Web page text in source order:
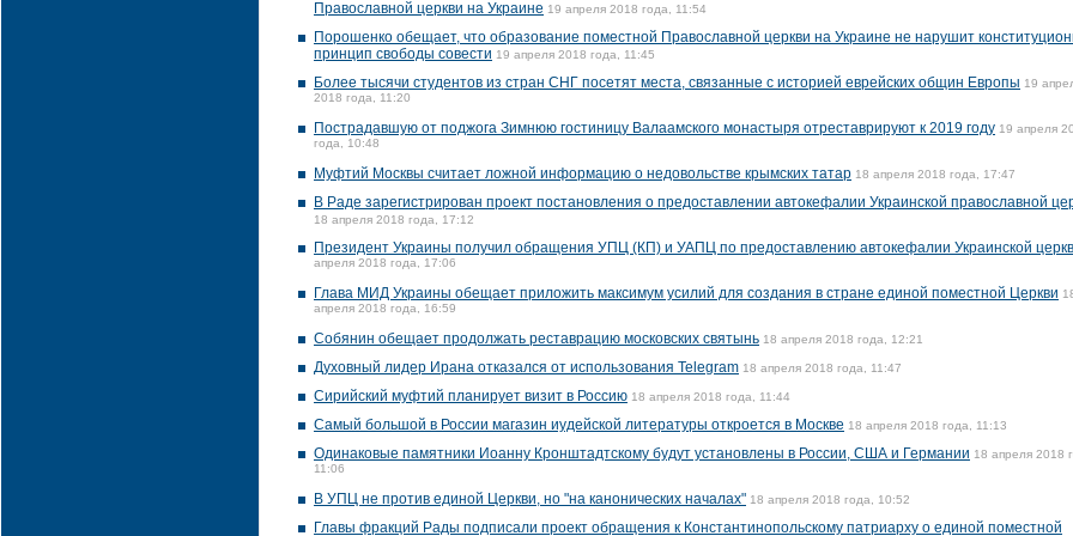
Православной церкви на Украине 19 апреля 2018 года, 11:54
Порошенко обещает, что образование поместной Православной церкви на Украине не нарушит
принцип свободы совести 19 апреля 2018 года, 11:45
Более тысячи студентов из стран СНГ посетят места, связанные с историей еврейских общин Европы 19
2018 года, 11:20
Пострадавшую от поджога Зимнюю гостиницу Валаамского монастыря отреставрируют к 2019 году 19 апреля
года, 10:48
Муфтий Москвы считает ложной информацию о недовольстве крымских татар 18 апреля 2018 года, 17:47
В Раде зарегистрирован проект постановления о предоставлении автокефалии Украинской православной
18 апреля 2018 года, 17:12
Президент Украины получил обращения УПЦ (КП) и УАПЦ по предоставлению автокефалии Украинской
апреля 2018 года, 17:06
Глава МИД Украины обещает приложить максимум усилий для создания в стране единой поместной Церкви
апреля 2018 года, 16:59
Собянин обещает продолжать реставрацию московских святынь 18 апреля 2018 года, 12:21
Духовный лидер Ирана отказался от использования Telegram 18 апреля 2018 года, 11:47
Сирийский муфтий планирует визит в Россию 18 апреля 2018 года, 11:44
Самый большой в России магазин иудейской литературы откроется в Москве 18 апреля 2018 года, 11:13
Одинаковые памятники Иоанну Кронштадтскому будут установлены в России, США и Германии 18 апреля 2018
11:06
В УПЦ не против единой Церкви, но "на канонических началах" 18 апреля 2018 года, 10:52
Главы фракций Рады подписали проект обращения к Константинопольскому патриарху о единой поместной